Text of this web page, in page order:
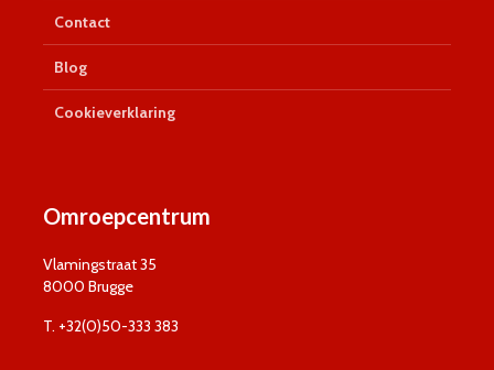
Contact
Blog
Cookieverklaring
Omroepcentrum
Vlamingstraat 35
8000 Brugge
T. +32(0)50-333 383